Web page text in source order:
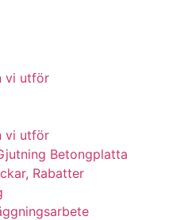
vi utför
vi utför
Betongplatta
Rabatter